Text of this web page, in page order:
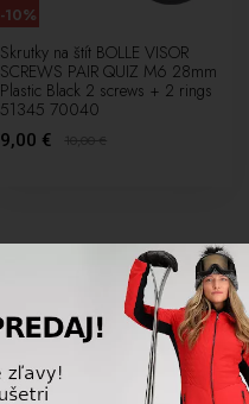
Skrutky na štít BOLLE VISOR
SCREWS PAIR QUIZ M6 28mm
Plastic Black 2 screws + 2 rings
51345 70040
9,00 € 10,00€
-10%